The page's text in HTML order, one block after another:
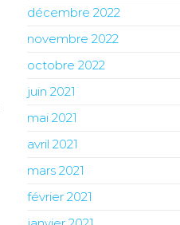
décembre 2022
novembre 2022
octobre 2022
juin 2021
mai 2021
avril 2021
mars 2021
février 2021